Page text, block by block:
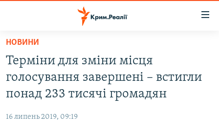
Перейти
основного
матеріалу
до
основної
ВОДА.КРИМ
ВІДЕО ТА ФОТО
БЛОГИ
НОВИНИ
Терміни для зміни місця
голосування завершені – встигли
понад 233 тисячі громадян
16 липень 2019, 09:19